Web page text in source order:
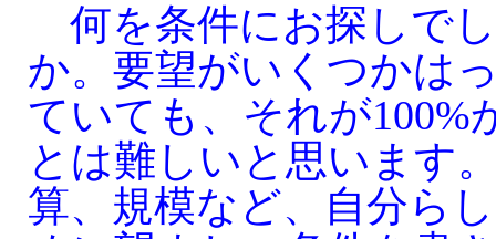
何を条件にお探しで
か。要望がいくつかは
ていても、それが100%
とは難しいと思います
算、規模など、自分ら